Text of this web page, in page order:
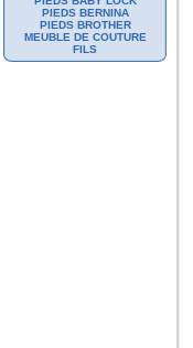
PIEDS BERNINA
PIEDS BROTHER
MEUBLE DE COUTURE
FILS